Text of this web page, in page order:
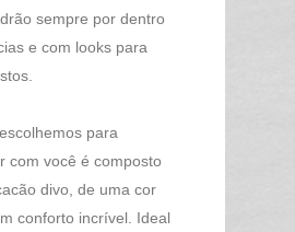
sempre por dentro
e com looks para
para
com você é composto
divo, de uma cor
conforto incrível. Ideal